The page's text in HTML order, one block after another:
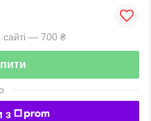
сайті — 700 ₴
з